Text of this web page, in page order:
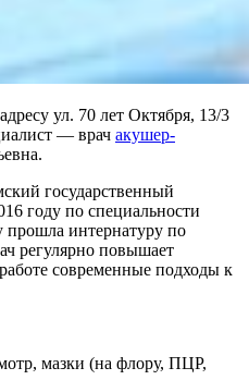
ул. 70 лет Октября, 13/3
— врач акушер-
государственный
году по специальности
прошла интернатуру по
регулярно повышает
современные подходы к
мазки (на флору, ПЦР,